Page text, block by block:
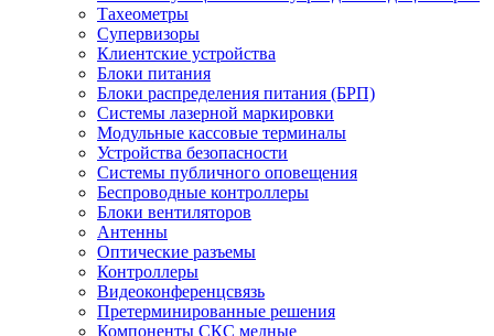
Тахеометры
Супервизоры
Клиентские устройства
Блоки питания
Блоки распределения питания (БРП)
Системы лазерной маркировки
Модульные кассовые терминалы
Устройства безопасности
Системы публичного оповещения
Беспроводные контроллеры
Блоки вентиляторов
Антенны
Оптические разъемы
Контроллеры
Видеоконференцсвязь
Претерминированные решения
Компоненты СКС медные